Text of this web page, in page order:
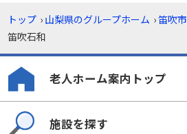
トップ › 山梨県のグループホーム ›笛吹市
笛吹石和
老人ホーム案内トップ
施設を探す